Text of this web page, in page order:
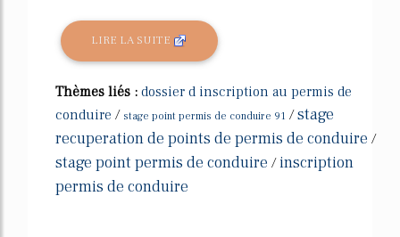
LIRE LA SUITE
Thèmes liés : dossier d inscription au permis de
conduire / stage point permis de conduire 91 /stage
recuperation de points de permis de conduire /
stage point permis de conduire /inscription
permis de conduire